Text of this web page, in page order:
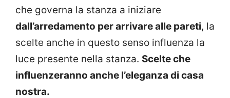
che governa la stanza a iniziare
dall’arredamento per arrivare alle pareti, la
scelte anche in questo senso influenza la
luce presente nella stanza. Scelte che
influenzeranno anche l’eleganza di casa
nostra.